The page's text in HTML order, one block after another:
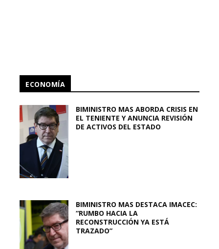
ECONOMÍA
BIMINISTRO MAS ABORDA CRISIS EN
EL TENIENTE Y ANUNCIA REVISIÓN
DE ACTIVOS DEL ESTADO
BIMINISTRO MAS DESTACA IMACEC:
“RUMBO HACIA LA
RECONSTRUCCIÓN YA ESTÁ
TRAZADO”